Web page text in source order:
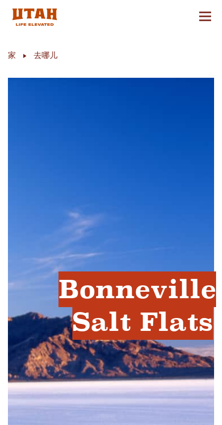
切换
家 去哪儿
Bonneville
Salt Flats